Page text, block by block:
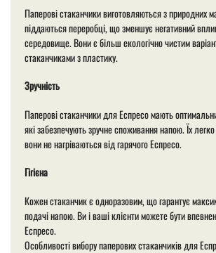
Паперові стаканчики виготовляються з природних
піддаються переробці, що зменшує негативний
середовище. Вони є більш екологічно чистим
стаканчиками з пластику.
Зручність
Паперові стаканчики для Еспресо мають
які забезпечують зручне споживання напою. Їх
вони не нагріваються від гарячого Еспресо.
Гігієна
Кожен стаканчик є одноразовим, що гарантує
подачі напою. Ви і ваші клієнти можете бути
Еспресо.
Особливості вибору паперових стаканчиків для